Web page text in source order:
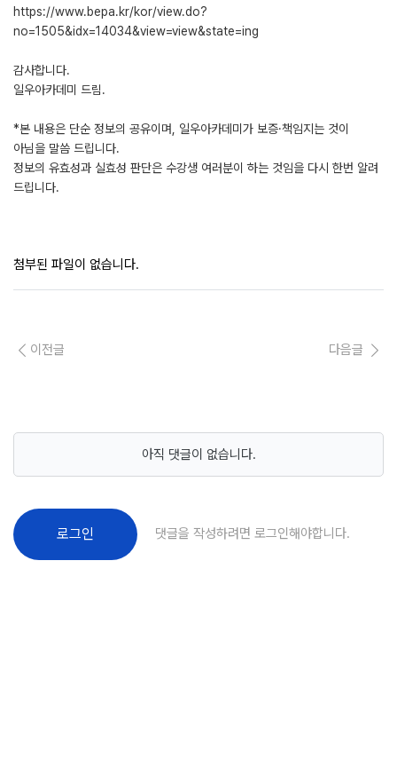
https://www.bepa.kr/kor/view.do?
no=1505&idx=14034&view=view&state=ing
감사합니다.
일우아카데미 드림.
*본 내용은 단순 정보의 공유이며, 일우아카데미가 보증·책임지는 것이
아님을 말씀 드립니다.
정보의 유효성과 실효성 판단은 수강생 여러분이 하는 것임을 다시 한번 알려
드립니다.
첨부된 파일이 없습니다.
이전글 다음글
아직 댓글이 없습니다.
로그인 댓글을 작성하려면 로그인해야합니다.